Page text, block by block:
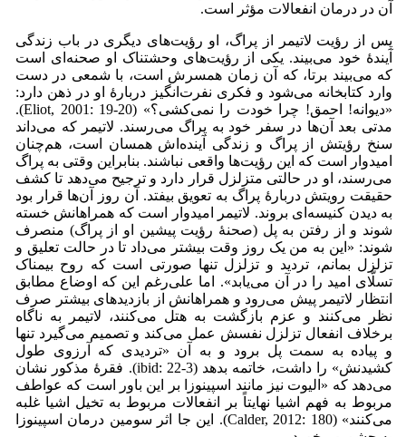
آن در درمان انفعالات مؤثر است.
پس از رؤیت لاتیمر از پراگ، او رؤیت‌های دیگری در باب زندگی
آیندۀ خود می‌‌بیند. یکی از رؤیت‌های وحشتناک او صحنه‌ای است
که می‌‌بیند برتا، که آن زمان همسرش است، با شمعی در دست
وارد کتابخانه می‌‌شود و فکری نفرت‌انگیز دربارۀ او در ذهن دارد:
«دیوانه! احمق! چرا خودت را نمی‌‌کشی؟» (Eliot, 2001: 19-20).
مدتی بعد آن‌ها در سفر خود به پراگ می‌‌رسند. لاتیمر که می‌‌داند
سنخ رؤیتش از پراگ و زندگی آینده‌اش همسان است، هم‌چنان
امیدوار است که این رؤیت‌ها واقعی نباشند. بنابراین وقتی به پراگ
می‌‌رسند، او در حالتی متزلزل قرار دارد و ترجیح می‌‌دهد تا کشف
حقیقت رویتش دربارۀ پراگ به تعویق بیفتد. آن روز آن‌ها قرار بود
به دیدن کنیسه‌ای بروند. لاتیمر امیدوار است که همراهانش خسته
شوند و از رفتن به پل (صحنۀ رؤیت پیشین او از پراگ) منصرف
شوند: «این به من یک روز وقت بیشتر می‌‌داد تا در حالت تعلیق و
تزلزل بمانم، تردید و تزلزل تنها صورتی است که روح بیمناک
تسلّای امید را در آن می‌‌یابد». اما علی‌رغم این که اوضاع مطابق
انتظار لاتیمر پیش می‌‌رود و همراهانش از بازدیدهای بیشتر صرف
نظر می‌‌کنند و عزم بازگشت به هتل می‌‌کنند، لاتیمر به ناگاه
برخلاف انفعال تزلزل نفسش عمل می‌‌کند و تصمیم می‌‌گیرد تنها
و پیاده به سمت پل برود و به آن «تردیدی که آرزوی طول
کشیدنش» را داشت، خاتمه بدهد (ibid: 22-3). فقرۀ مذکور نشان
می‌‌دهد که «الیوت نیز مانند اسپینوزا بر این باور است که عواطف
مربوط به فهم اشیا نهایتاً بر انفعالات مربوط به تخیل اشیا غلبه
می‌‌کنند» (Calder, 2012: 180). این جا اثر سومین درمان اسپینوزا